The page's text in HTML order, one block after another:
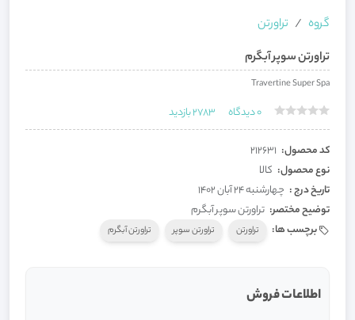
گروه
تراورتن
تراورتن سوپر آبگرم
Travertine Super Spa
0دیدگاه 2783بازدید
کد محصول: 212631
نوع محصول: کالا
تاریخ درج : چهارشنبه 24 آبان 1402
توضیح مختصر: تراورتن سوپر آبگرم
برچسب ها:
تراورتن تراورتن سوپر تراورتن آبگرم
اطلاعات فروش